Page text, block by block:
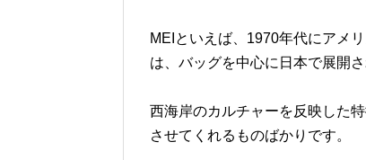
MEIといえば、1970年代にアメ
は、バッグを中心に日本で展開さ
西海岸のカルチャーを反映した
させてくれるものばかりです。